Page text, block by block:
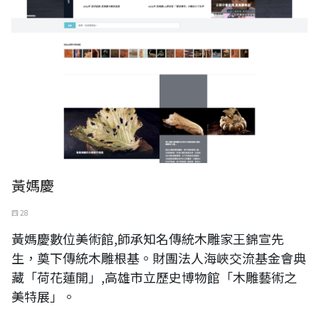
黃媽慶
四 28
黃媽慶數位美術館,師承知名傳統木雕家王錦宣先
生，奠下傳統木雕根基。財團法人海峽交流基金會典
藏「荷花蓮開」,高雄市立歷史博物館「木雕藝術之
美特展」。